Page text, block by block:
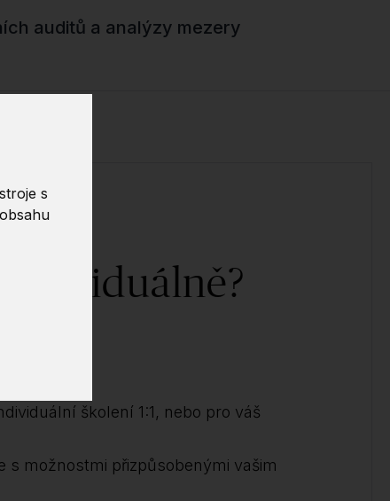
s
auditů a analýzy mezery
školení 1:1, nebo pro váš
s možnostmi přizpůsobenými vašim